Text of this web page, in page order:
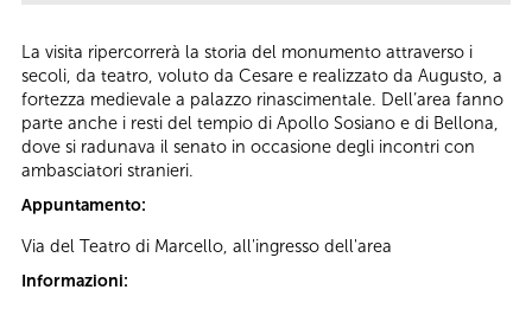
La visita ripercorrerà la storia del monumento attraverso i
secoli, da teatro, voluto da Cesare e realizzato da Augusto, a
fortezza medievale a palazzo rinascimentale. Dell’area fanno
parte anche i resti del tempio di Apollo Sosiano e di Bellona,
dove si radunava il senato in occasione degli incontri con
ambasciatori stranieri.
Appuntamento:
Via del Teatro di Marcello, all'ingresso dell'area
Informazioni: